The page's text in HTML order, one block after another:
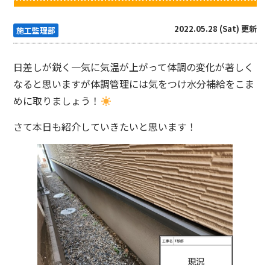
施工監理部 2022.05.28 (Sat) 更新
日差しが鋭く一気に気温が上がって体調の変化が著しく
なると思いますが体調管理には気をつけ水分補給をこま
めに取りましょう！
さて本日も紹介していきたいと思います！